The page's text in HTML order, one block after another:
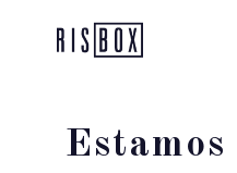
Risbox